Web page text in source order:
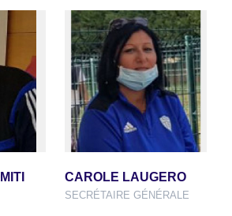
CAROLE LAUGERO
SECRÉTAIRE GÉNÉRALE